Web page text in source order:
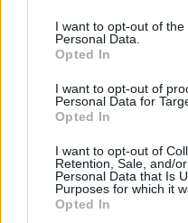
I want to opt-out of the
Personal Data.
Opted In
I want to opt-out of
Personal Data for
Opted In
I want to opt-out of
Retention, Sale, and/
Personal Data that Is
Purposes for which it
Opted In
PiS traci
dalej z
odpowiedź